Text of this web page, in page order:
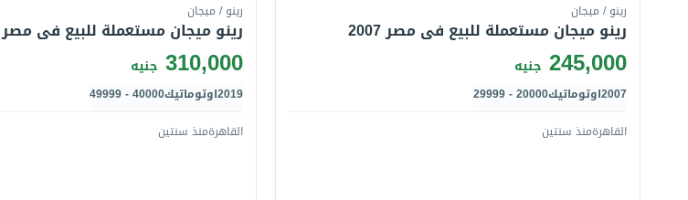
رينو / ميجان
رينو ميجان مستعملة للبيع فى مصر 2007
245,000 جنيه
2007اوتوماتيك20000 - 29999
القاهرةمنذ سنتين
رينو / ميجان
رينو ميجان مستعملة للبيع فى مصر ٢٠١٩
310,000 جنيه
2019اوتوماتيك40000 - 49999
القاهرةمنذ سنتين